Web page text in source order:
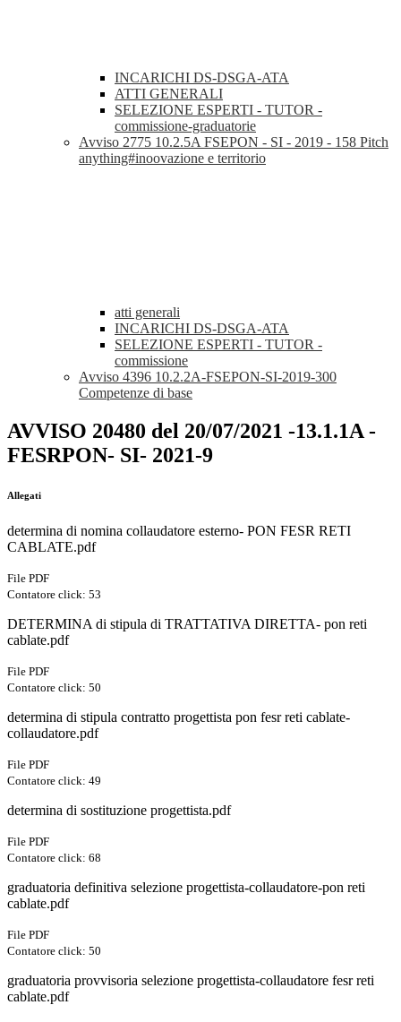
INCARICHI DS-DSGA-ATA
ATTI GENERALI
SELEZIONE ESPERTI - TUTOR -
commissione-graduatorie
Avviso 2775 10.2.5A FSEPON - SI - 2019 - 158 Pitch
anything#inoovazione e territorio
atti generali
INCARICHI DS-DSGA-ATA
SELEZIONE ESPERTI - TUTOR -
commissione
Avviso 4396 10.2.2A-FSEPON-SI-2019-300
Competenze di base
AVVISO 20480 del 20/07/2021 -13.1.1A -
FESRPON- SI- 2021-9
Allegati
determina di nomina collaudatore esterno- PON FESR RETI
CABLATE.pdf
File PDF
Contatore click: 53
DETERMINA di stipula di TRATTATIVA DIRETTA- pon reti
cablate.pdf
File PDF
Contatore click: 50
determina di stipula contratto progettista pon fesr reti cablate-
collaudatore.pdf
File PDF
Contatore click: 49
determina di sostituzione progettista.pdf
File PDF
Contatore click: 68
graduatoria definitiva selezione progettista-collaudatore-pon reti
cablate.pdf
File PDF
Contatore click: 50
graduatoria provvisoria selezione progettista-collaudatore fesr reti
cablate.pdf